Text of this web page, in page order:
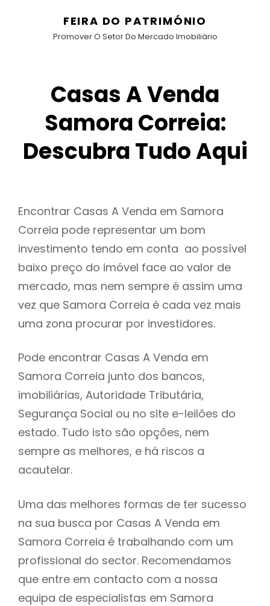
FEIRA DO PATRIMÓNIO
Promover O Setor Do Mercado Imobiliário
Casas A Venda
Samora Correia:
Descubra Tudo Aqui
Encontrar Casas A Venda em Samora
Correia pode representar um bom
investimento tendo em conta ao possível
baixo preço do imóvel face ao valor de
mercado, mas nem sempre é assim uma
vez que Samora Correia é cada vez mais
uma zona procurar por investidores.
Pode encontrar Casas A Venda em
Samora Correia junto dos bancos,
imobiliárias, Autoridade Tributária,
Segurança Social ou no site e-leilões do
estado. Tudo isto são opções, nem
sempre as melhores, e há riscos a
acautelar.
Uma das melhores formas de ter sucesso
na sua busca por Casas A Venda em
Samora Correia é trabalhando com um
profissional do sector. Recomendamos
que entre em contacto com a nossa
equipa de especialistas em Samora